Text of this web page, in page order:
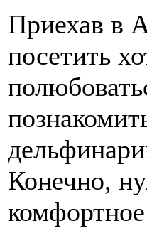
Приехав в
посетить
Конечно,